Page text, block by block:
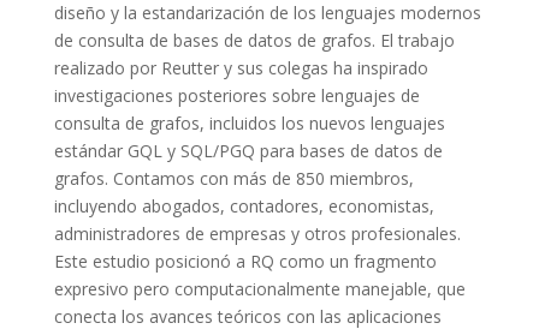
diseño y la estandarización de los lenguajes modernos
de consulta de bases de datos de grafos. El trabajo
realizado por Reutter y sus colegas ha inspirado
investigaciones posteriores sobre lenguajes de
consulta de grafos, incluidos los nuevos lenguajes
estándar GQL y SQL/PGQ para bases de datos de
grafos. Contamos con más de 850 miembros,
incluyendo abogados, contadores, economistas,
administradores de empresas y otros profesionales.
Este estudio posicionó a RQ como un fragmento
expresivo pero computacionalmente manejable, que
conecta los avances teóricos con las aplicaciones